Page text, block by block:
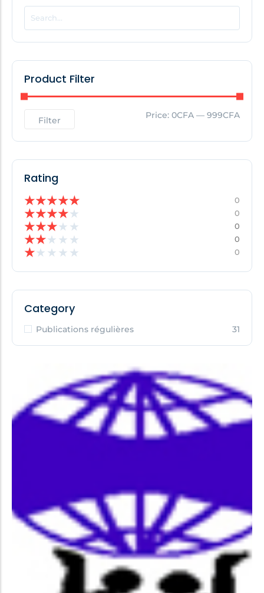
POPULAR THIS WEEK
No Posts Found!
No Posts Found!
Product Filter
Filter Price: 0CFA — 999CFA
Rating
★★★★★ 0
★★★★★ 0
★★★★ ★ 0
★★★ ★ ★ 0
★★ ★ ★ ★ 0
Category
Publications régulières 31